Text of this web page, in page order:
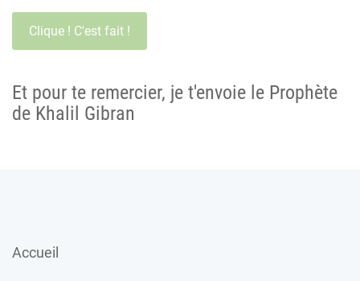
Et pour te remercier, je t'envoie le Prophète
de Khalil Gibran
Accueil